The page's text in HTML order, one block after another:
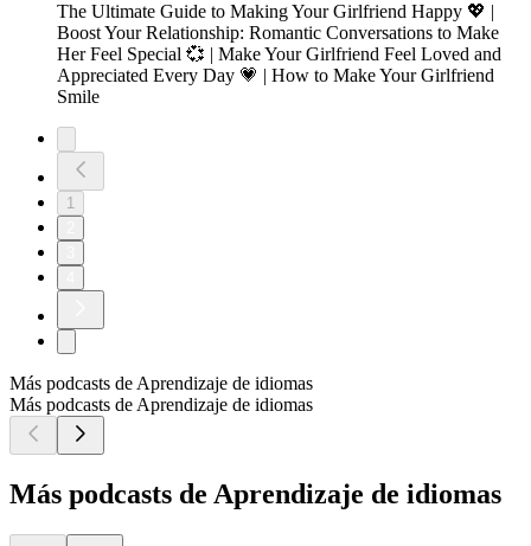
The Ultimate Guide to Making Your Girlfriend Happy 💖 |
Boost Your Relationship: Romantic Conversations to Make
Her Feel Special 💞 | Make Your Girlfriend Feel Loved and
Appreciated Every Day 💗 | How to Make Your Girlfriend
Smile
1
Más podcasts de Aprendizaje de idiomas
Más podcasts de Aprendizaje de idiomas
Más podcasts de Aprendizaje de idiomas